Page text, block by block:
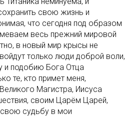
свою жизнь и
что сегодня под образом
весь прежний мировой
в новый мир крысы не
только люди доброй воли,
и подобию Бога Отца
те, кто примет меня,
Магистра, Иисуса
своим Царём Царей,
свою судьбу в мои